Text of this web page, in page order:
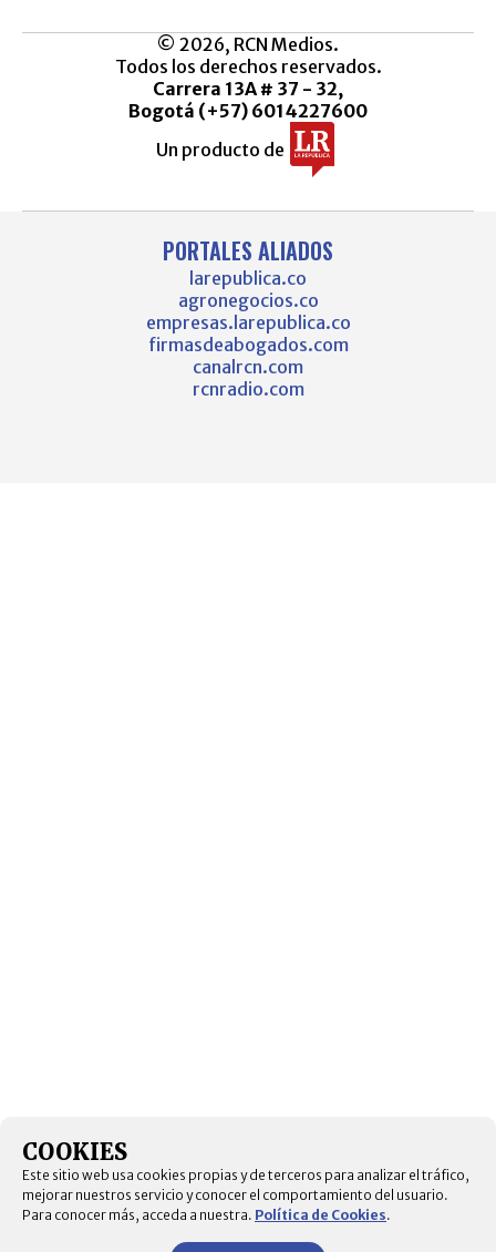
© 2026, RCN Medios.
Todos los derechos reservados.
Carrera 13A # 37 - 32,
Bogotá (+57) 6014227600
Un producto de
PORTALES ALIADOS
larepublica.co
agronegocios.co
empresas.larepublica.co
firmasdeabogados.com
canalrcn.com
rcnradio.com
COOKIES
Este sitio web usa cookies propias y de terceros para analizar el tráfico,
mejorar nuestros servicio y conocer el comportamiento del usuario.
Para conocer más, acceda a nuestra. Política de Cookies.